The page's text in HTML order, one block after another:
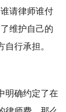
请律师谁付
维护自己的
行承担。
明确约定了在